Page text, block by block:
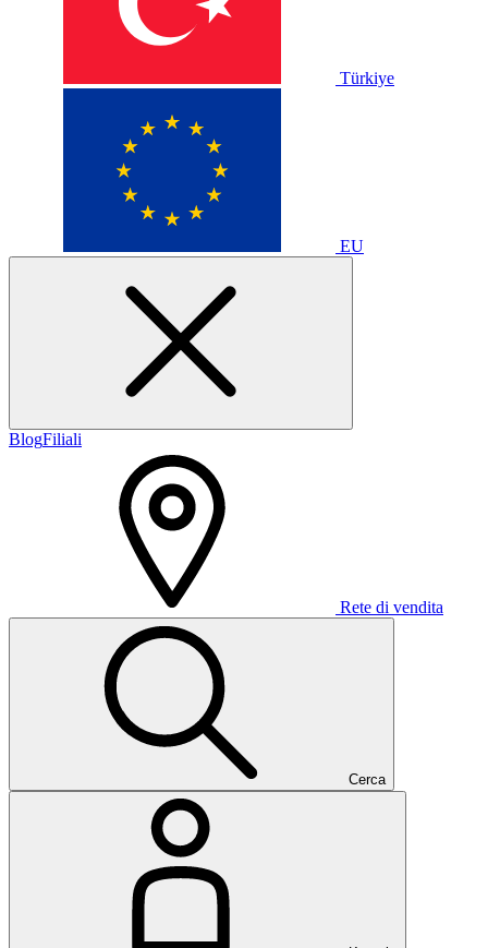
Türkiye
EU
BlogFiliali
Rete di vendita
Cerca